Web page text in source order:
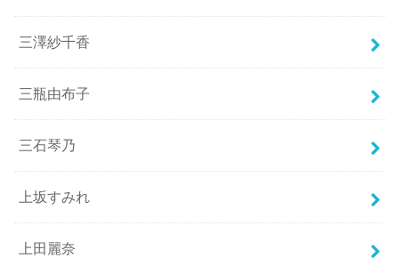
三澤紗千香
三瓶由布子
三石琴乃
上坂すみれ
上田麗奈